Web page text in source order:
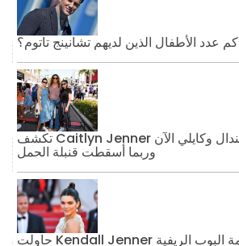
كم عدد الأطفال الذين لديهم تشانينج تاتوم؟
تكشف Caitlyn Jenner كيف تخاطبها كيندال وكايلي الآن
وربما أسقطت قنبلة الحمل
حاولت Kendall Jenner الحصول على نجمة البوب ​​الريفية